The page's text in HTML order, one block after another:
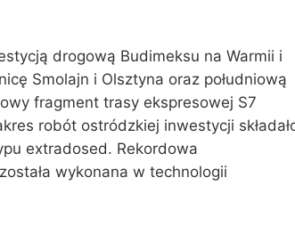
drogową Budimeksu na Warmii i
Smolajn i Olsztyna oraz południową
fragment trasy ekspresowej S7
robót ostródzkiej inwestycji
extradosed. Rekordowa
wykonana w technologii